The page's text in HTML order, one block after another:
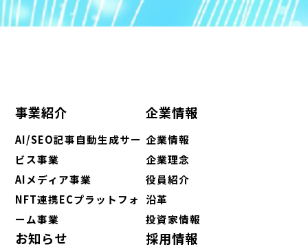
事業紹介
AI/SEO記事自動生成サー
ビス事業
AIメディア事業
NFT連携ECプラットフォ
ーム事業
企業情報
企業情報
企業理念
役員紹介
沿革
投資家情報
お知らせ 採用情報